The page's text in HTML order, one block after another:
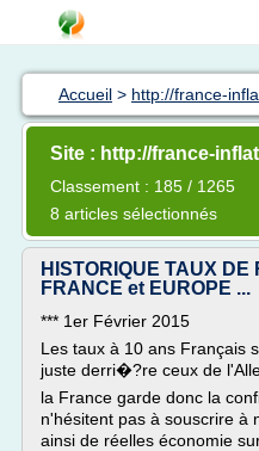
Accueil > http://france-
Site : http://france-
Classement : 185 / 1265
8 articles sélectionnés
HISTORIQUE TAUX
FRANCE et EUROPE ...
*** 1er Février 2015
Les taux à 10 ans Français
juste derri�?re ceux de
la France garde donc la
n'hésitent pas à souscrire à
ainsi de réelles économie